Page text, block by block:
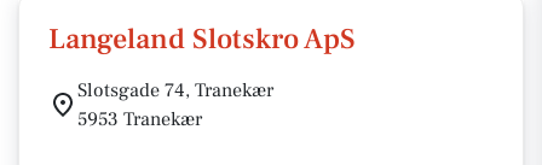
Langeland Slotskro ApS
Slotsgade 74, Tranekær
5953 Tranekær